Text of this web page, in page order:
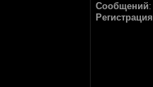
Сообщений:
Регистрация